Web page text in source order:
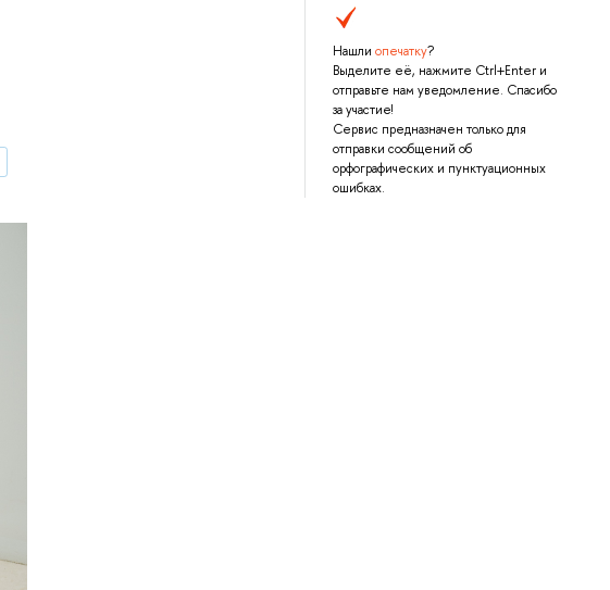
Нашли опечатку?
Выделите её, нажмите Ctrl+Enter и
отправьте нам уведомление. Спасибо
за участие!
Сервис предназначен только для
отправки сообщений об
орфографических и пунктуационных
ошибках.